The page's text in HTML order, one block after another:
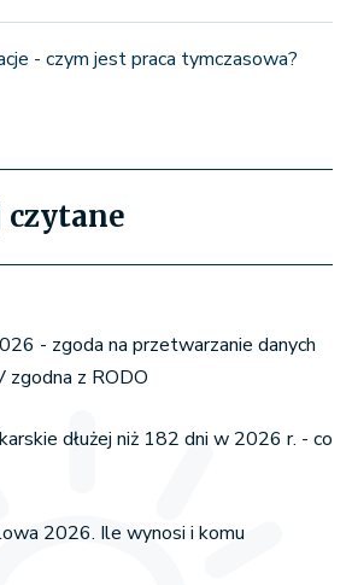
- czym jest praca tymczasowa?
- zgoda na przetwarzanie danych
zgodna z RODO
dłużej niż 182 dni w 2026 r. - co
2026. Ile wynosi i komu